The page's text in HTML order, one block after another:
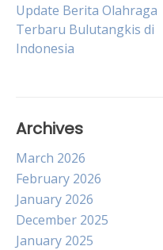
Post
navigation
Update Berita Olahraga
Terbaru Bulutangkis di
Indonesia
Archives
March 2026
February 2026
January 2026
December 2025
January 2025